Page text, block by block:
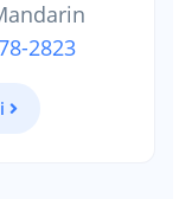
2823